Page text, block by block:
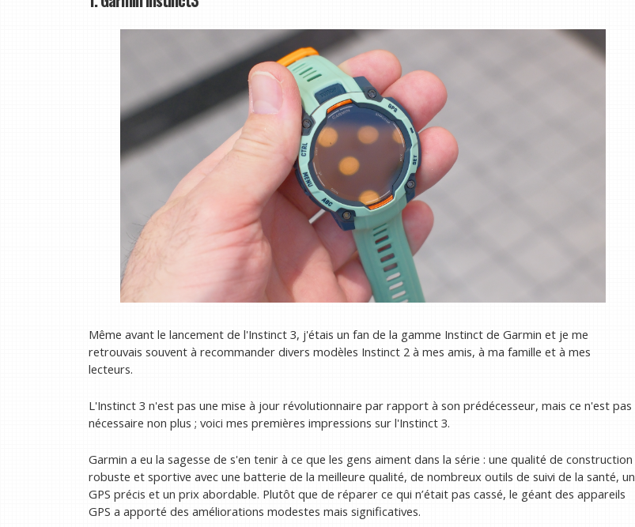
Même avant le lancement de l'Instinct 3, j'étais un fan de la gamme Instinct de Garmin et je me
retrouvais souvent à recommander divers modèles Instinct 2 à mes amis, à ma famille et à mes
lecteurs.
L'Instinct 3 n'est pas une mise à jour révolutionnaire par rapport à son prédécesseur, mais ce n'est pas
nécessaire non plus ; voici mes premières impressions sur l'Instinct 3.
Garmin a eu la sagesse de s'en tenir à ce que les gens aiment dans la série : une qualité de construction
robuste et sportive avec une batterie de la meilleure qualité, de nombreux outils de suivi de la santé, un
GPS précis et un prix abordable. Plutôt que de réparer ce qui n’était pas cassé, le géant des appareils
GPS a apporté des améliorations modestes mais significatives.